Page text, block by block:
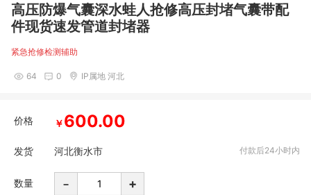
高压防爆气囊深水蛙人抢修高压封堵气囊带配
件现货速发管道封堵器
紧急抢修检测辅助
64 0 IP属地 河北
价格 ￥600.00
发货 河北衡水市 付款后24小时内
数量 - +